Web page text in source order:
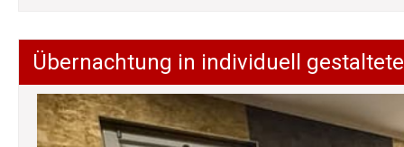
Übernachtung in individuell